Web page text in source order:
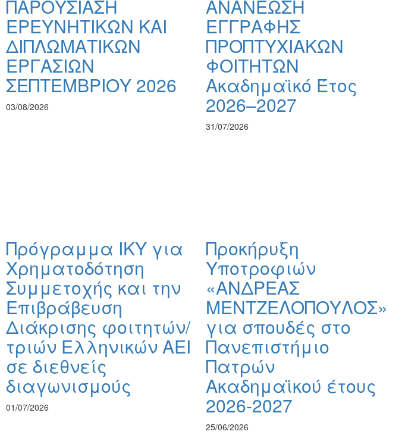
ΠΑΡΟΥΣΙΑΣΗ
ΕΡΕΥΝΗΤΙΚΩΝ ΚΑΙ
ΔΙΠΛΩΜΑΤΙΚΩΝ
ΕΡΓΑΣΙΩΝ
ΣΕΠΤΕΜΒΡΙΟΥ 2026
03/08/2026
ΑΝΑΝΕΩΣΗ
ΕΓΓΡΑΦΗΣ
ΠΡΟΠΤΥΧΙΑΚΩΝ
ΦΟΙΤΗΤΩΝ
Ακαδημαϊκό Έτος
2026–2027
31/07/2026
Πρόγραμμα ΙΚΥ για
Χρηματοδότηση
Συμμετοχής και την
Επιβράβευση
Διάκρισης φοιτητών/
τριών Ελληνικών ΑΕΙ
σε διεθνείς
διαγωνισμούς
01/07/2026
Προκήρυξη
Υποτροφιών
«ΑΝΔΡΕΑΣ
ΜΕΝΤΖΕΛΟΠΟΥΛΟΣ»
για σπουδές στο
Πανεπιστήμιο
Πατρών
Ακαδημαϊκού έτους
2026-2027
25/06/2026